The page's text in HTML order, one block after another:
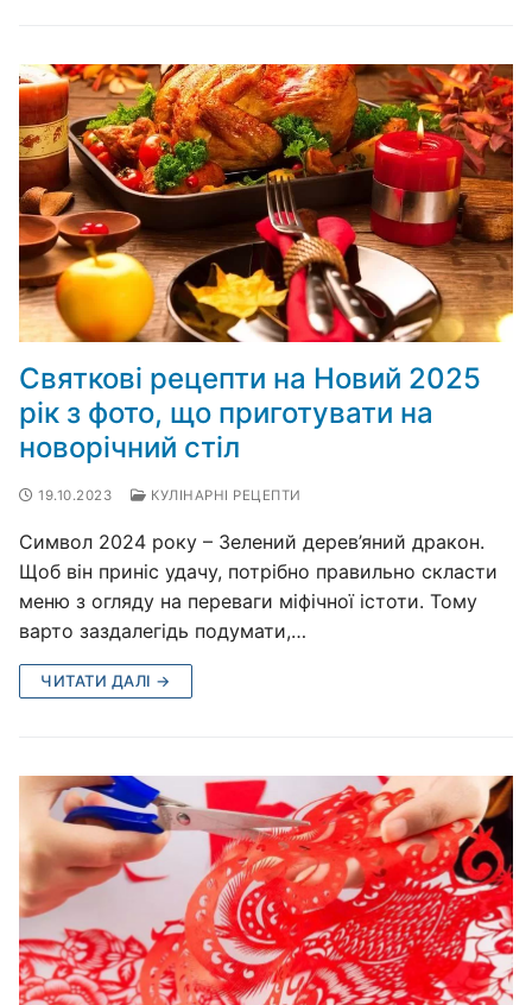
Святкові рецепти на Новий 2025
рік з фото, що приготувати на
новорічний стіл
19.10.2023 КУЛІНАРНІ РЕЦЕПТИ
Символ 2024 року – Зелений дерев’яний дракон.
Щоб він приніс удачу, потрібно правильно скласти
меню з огляду на переваги міфічної істоти. Тому
варто заздалегідь подумати,…
ЧИТАТИ ДАЛІ →